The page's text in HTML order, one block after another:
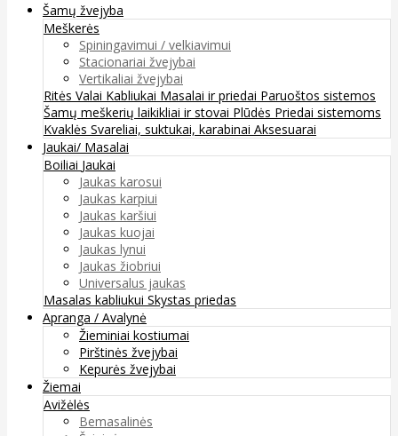
Šamų žvejyba
Meškerės
Spiningavimui / velkiavimui
Stacionariai žvejybai
Vertikaliai žvejybai
Ritės Valai Kabliukai Masalai ir priedai Paruoštos sistemos
Šamų meškerių laikikliai ir stovai Plūdės Priedai sistemoms
Kvaklės Svareliai, suktukai, karabinai Aksesuarai
Jaukai/ Masalai
Boiliai Jaukai
Jaukas karosui
Jaukas karpiui
Jaukas karšiui
Jaukas kuojai
Jaukas lynui
Jaukas žiobriui
Universalus jaukas
Masalas kabliukui Skystas priedas
Apranga / Avalynė
Žieminiai kostiumai
Pirštinės žvejybai
Kepurės žvejybai
Žiemai
Avižėlės
Bemasalinės